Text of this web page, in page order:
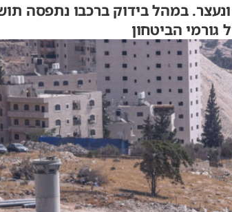
במהל בידוק ברכבו נתפסה
גורמי הביטחון